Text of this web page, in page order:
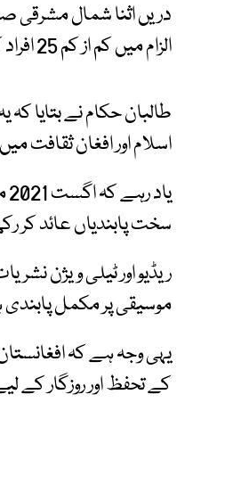
دریں اثنا شمال مشرقی
الزام میں کم از کم 25 افراد کو حراست میں لے لیا۔
طالبان حکام نے بتایا
اسلام اور افغان ثقافت
سخت پابندیاں عائد کر
ریڈیو اور ٹیلی ویژن
موسیقی پر مکمل
یہی وجہ ہے کہ
کے تحفظ اور روزگار کے